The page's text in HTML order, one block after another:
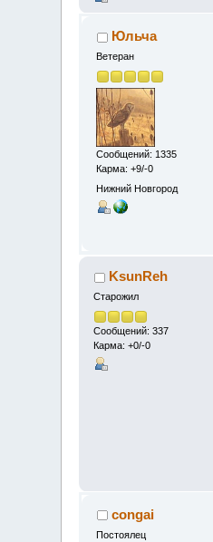
Юльча
Ветеран
Сообщений: 1335
Карма: +9/-0
Нижний Новгород
KsunReh
Старожил
Сообщений: 337
Карма: +0/-0
congai
Постоялец